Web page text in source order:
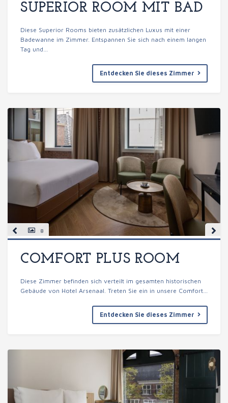
SUPERIOR ROOM MIT BAD
Diese Superior Rooms bieten zusätzlichen Luxus mit einer
Badewanne im Zimmer. Entspannen Sie sich nach einem langen
Tag und…
Entdecken Sie dieses Zimmer
8
COMFORT PLUS ROOM
Diese Zimmer befinden sich verteilt im gesamten historischen
Gebäude von Hotel Arsenaal. Treten Sie ein in unsere Comfort…
Entdecken Sie dieses Zimmer